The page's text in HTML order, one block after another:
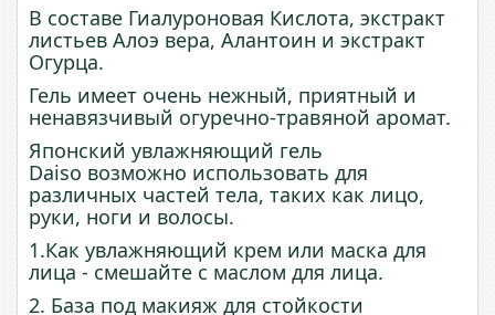
В составе Гиалуроновая Кислота, экстракт
листьев Алоэ вера, Алантоин и экстракт
Огурца.
Гель имеет очень нежный, приятный и
ненавязчивый огуречно-травяной аромат.
Японский увлажняющий гель
Daiso возможно использовать для
различных частей тела, таких как лицо,
руки, ноги и волосы.
1.Как увлажняющий крем или маска для
лица - смешайте с маслом для лица.
2. База под макияж для стойкости